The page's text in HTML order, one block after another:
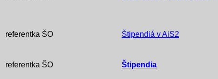
referentka ŠO Štipendiá v AiS2
referentka ŠO Štipendia